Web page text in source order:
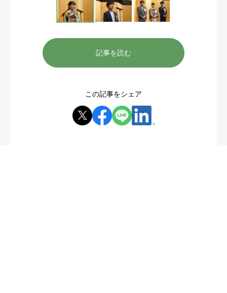
記事を読む
この記事をシェア